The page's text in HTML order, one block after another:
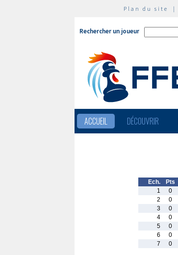
Plan du site |
Rechercher un joueur
ACCUEIL DÉCOUVRIR
Ech. Pts
1
0
2
0
3
0
4
0
5
0
6
0
7
0